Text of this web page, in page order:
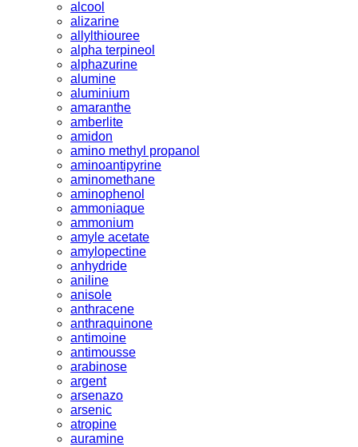
alcool
alizarine
allylthiouree
alpha terpineol
alphazurine
alumine
aluminium
amaranthe
amberlite
amidon
amino methyl propanol
aminoantipyrine
aminomethane
aminophenol
ammoniaque
ammonium
amyle acetate
amylopectine
anhydride
aniline
anisole
anthracene
anthraquinone
antimoine
antimousse
arabinose
argent
arsenazo
arsenic
atropine
auramine